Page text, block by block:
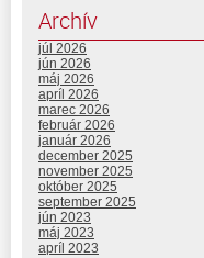
Archív
júl 2026
jún 2026
máj 2026
apríl 2026
marec 2026
február 2026
január 2026
december 2025
november 2025
október 2025
september 2025
jún 2023
máj 2023
apríl 2023